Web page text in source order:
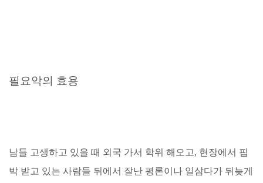
필요악의 효용
남들 고생하고 있을 때 외국 가서 학위 해오고, 현장에서 핍
박 받고 있는 사람들 뒤에서 잘난 평론이나 일삼다가 뒤늦게